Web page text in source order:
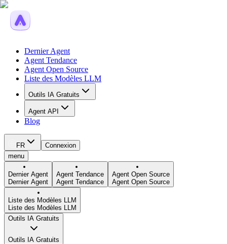
Dernier Agent
Agent Tendance
Agent Open Source
Liste des Modèles LLM
Outils IA Gratuits
Agent API
Blog
FR
Connexion
menu
Dernier Agent
Dernier Agent
Agent Tendance
Agent Tendance
Agent Open Source
Agent Open Source
Liste des Modèles LLM
Liste des Modèles LLM
Outils IA Gratuits
Outils IA Gratuits